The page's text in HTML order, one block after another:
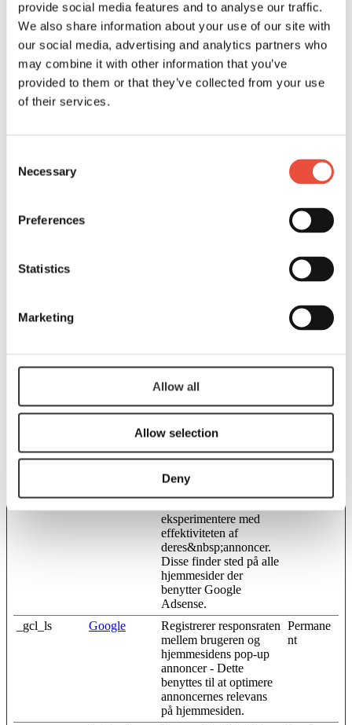
provide social media features and to analyse our traffic.
We also share information about your use of our site with
our social media, advertising and analytics partners who
may combine it with other information that you’ve
provided to them or that they’ve collected from your use
of their services.
Selection
Necessary
Preferences
Statistics
Marketing
Allow all
Allow selection
Deny
Marketing (30)
Marketing cookies bruges til at spore brugere på tværs af
websites. Hensigten er at vise annoncer, der er relevante og
engagerende for den enkelte bruger, og dermed mere værdifulde
for udgivere og tredjeparts-annoncører.
name]
Session
__ptq.gif Session
Platforms,
til at levere forskellige
reklame-tjenester,
herunder realtids-bud
fra tredjeparts-
eksperimentere med
effektiviteten af
deres&nbsp;annoncer.
Disse finder sted på alle
hjemmesider der
benytter Google
Adsense.
_gcl_ls Google
Registrerer responsraten
mellem brugeren og
hjemmesidens pop-up
annoncer - Dette
benyttes til at optimere
annoncernes relevans
på hjemmesiden.
Permane
nt